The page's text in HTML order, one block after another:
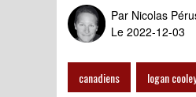
Par Nicolas
Le 2022-12-03
canadiens logan cooley